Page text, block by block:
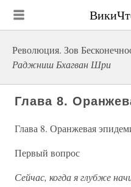
Революция. Зов
Раджниш Бхагван Шри
Глава 8.
Глава 8. Оранжевая
Первый вопрос
Сейчас, когда я глубже